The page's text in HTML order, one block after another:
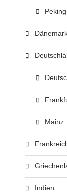
Peking
Mainz
Indien